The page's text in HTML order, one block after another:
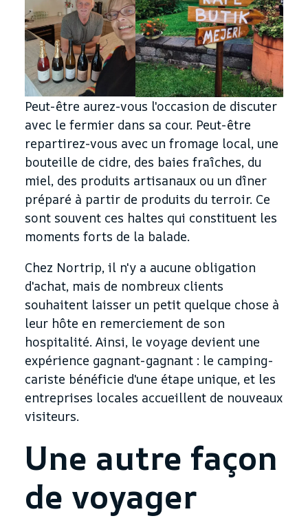
Peut-être aurez-vous l'occasion de discuter
avec le fermier dans sa cour. Peut-être
repartirez-vous avec un fromage local, une
bouteille de cidre, des baies fraîches, du
miel, des produits artisanaux ou un dîner
préparé à partir de produits du terroir. Ce
sont souvent ces haltes qui constituent les
moments forts de la balade.
Chez Nortrip, il n'y a aucune obligation
d'achat, mais de nombreux clients
souhaitent laisser un petit quelque chose à
leur hôte en remerciement de son
hospitalité. Ainsi, le voyage devient une
expérience gagnant-gagnant : le camping-
cariste bénéficie d'une étape unique, et les
entreprises locales accueillent de nouveaux
visiteurs.
Une autre façon
de voyager